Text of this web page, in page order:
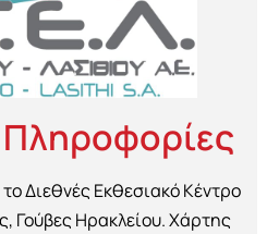
Διεθνές Εκθεσιακό Κέντρο
Γούβες Ηρακλείου. Χάρτης